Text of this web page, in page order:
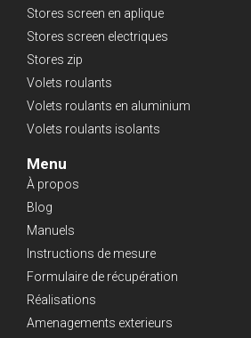
Stores screen en aplique
Stores screen electriques
Stores zip
Volets roulants
Volets roulants en aluminium
Volets roulants isolants
Menu
À propos
Blog
Manuels
Instructions de mesure
Formulaire de récupération
Réalisations
Amenagements exterieurs